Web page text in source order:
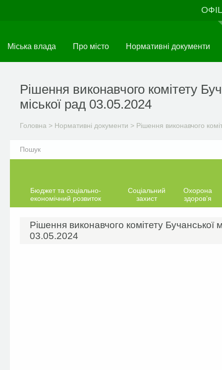
Міська влада Про місто Нормативні документи
Рішення виконавчого комітету
міської рад 03.05.2024
Головна > Нормативні документи > Рішення виконавчого
Бюджет та соціально-
економічний розвиток
Соціальний
захист
Охорона
здоров’я
Рішення виконавчого комітету Бучанської
03.05.2024